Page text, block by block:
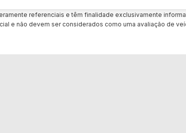
referenciais e têm finalidade exclusivamente
e não devem ser considerados como uma avaliação de